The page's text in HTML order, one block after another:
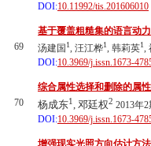
DOI:10.11992/tis.201606010
69
基于覆盖粗糙集的语言动
汤建国 1, 汪江桦1, 韩莉英1,
DOI:10.3969/j.issn.1673-
70
综合属性选择和删除的属
杨成东1, 邓廷权2 2013年
DOI:10.3969/j.issn.1673-
增强现实光照方向估计方